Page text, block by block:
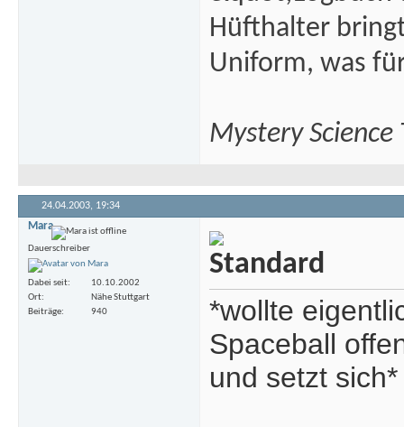
Hüfthalter
Uniform, was
Mystery
24.04.2003, 19:34
Mara
Dauerschreiber
Dabei seit
10.10.2002
Ort
Nähe Stuttgart
Beiträge
940
*wollte
Spaceball
und setzt sich*